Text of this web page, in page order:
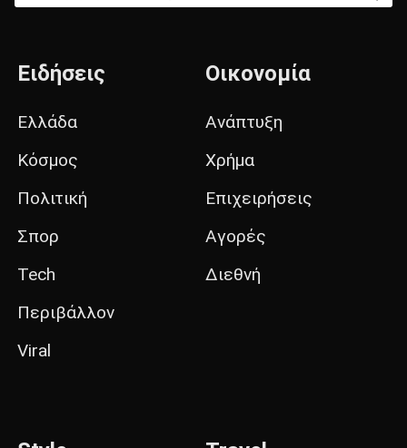
Ειδήσεις
Ελλάδα
Κόσμος
Πολιτική
Σπορ
Tech
Περιβάλλον
Viral
Οικονομία
Ανάπτυξη
Χρήμα
Επιχειρήσεις
Αγορές
Διεθνή